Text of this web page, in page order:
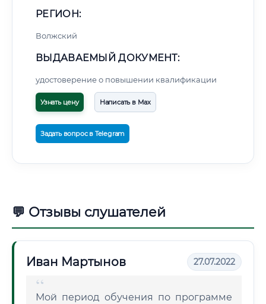
РЕГИОН:
Волжский
ВЫДАВАЕМЫЙ ДОКУМЕНТ:
удостоверение о повышении квалификации
Узнать цену Написать в Max
Задать вопрос в Telegram
💬 Отзывы слушателей
Иван Мартынов 27.07.2022
Мой период обучения по программе